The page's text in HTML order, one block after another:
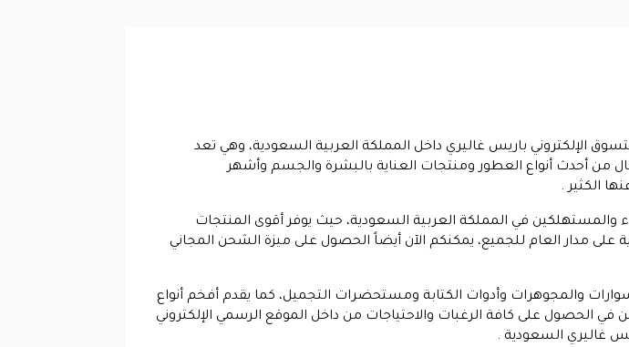
الإلكتروني باريس غاليري داخل المملكة العربية السعودية، وهي تعد
من أحدث أنواع العطور ومنتجات العناية بالبشرة والجسم وأشهر
الكثير .
والمستهلكين في المملكة العربية السعودية، حيث يوفر أقوى المنتجات
مدار العام للجميع، يمكنكم الآن أيضاً الحصول على ميزة الشحن المجاني
شهيرة في عالم الإكسسوارات والمجوهرات وأدوات الكتابة ومستحضرات التجميل، كما يقدم أفخم أنواع
الحصول على كافة الرغبات والاحتياجات من داخل الموقع الرسمي الإلكتروني
غاليري السعودية .